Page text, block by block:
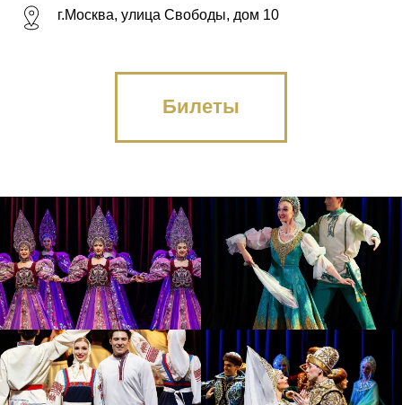
г.Москва, улица Свободы, дом 10
Билеты